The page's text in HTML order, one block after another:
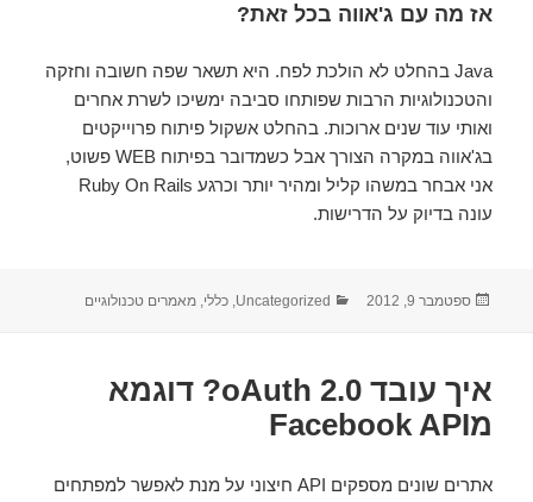
אז מה עם ג'אווה בכל זאת?
Java בהחלט לא הולכת לפח. היא תשאר שפה חשובה וחזקה
והטכנולוגיות הרבות שפותחו סביבה ימשיכו לשרת אחרים
ואותי עוד שנים ארוכות. בהחלט אשקול פיתוח פרוייקטים
בג'אווה במקרה הצורך אבל כשמדובר בפיתוח WEB פשוט,
אני אבחר במשהו קליל ומהיר יותר וכרגע Ruby On Rails
עונה בדיוק על הדרישות.
פורסם
ספטמבר 9, 2012 קטגוריות
Uncategorized
,כללי ,מאמרים טכנולוגיים
איך עובד oAuth 2.0? דוגמא
מFacebook API
אתרים שונים מספקים API חיצוני על מנת לאפשר למפתחים